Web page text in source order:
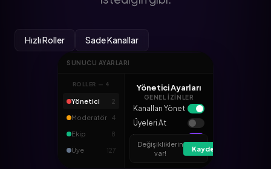
Hızlı Roller Sade Kanallar
SUNUCU AYARLARI
ROLLER — 4
Yönetici 2
Moderatör 4
Ekip 8
Üye 127
Yönetici Ayarları
GENEL İZINLER
Kanalları Yönet
Üyeleri At
Yönetici Yetkisi
Mesajları Sil
Değişikliklerin
var!
Kaydet